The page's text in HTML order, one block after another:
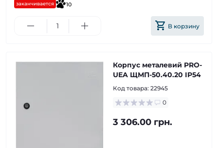
заканчивается
10
В корзину
Корпус металевий PRO-
UEA ЩМП-50.40.20 IP54
Код товара: 22945
0
3 306.00 грн.